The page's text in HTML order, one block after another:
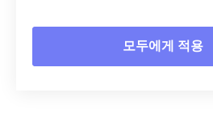
모두에게 적용